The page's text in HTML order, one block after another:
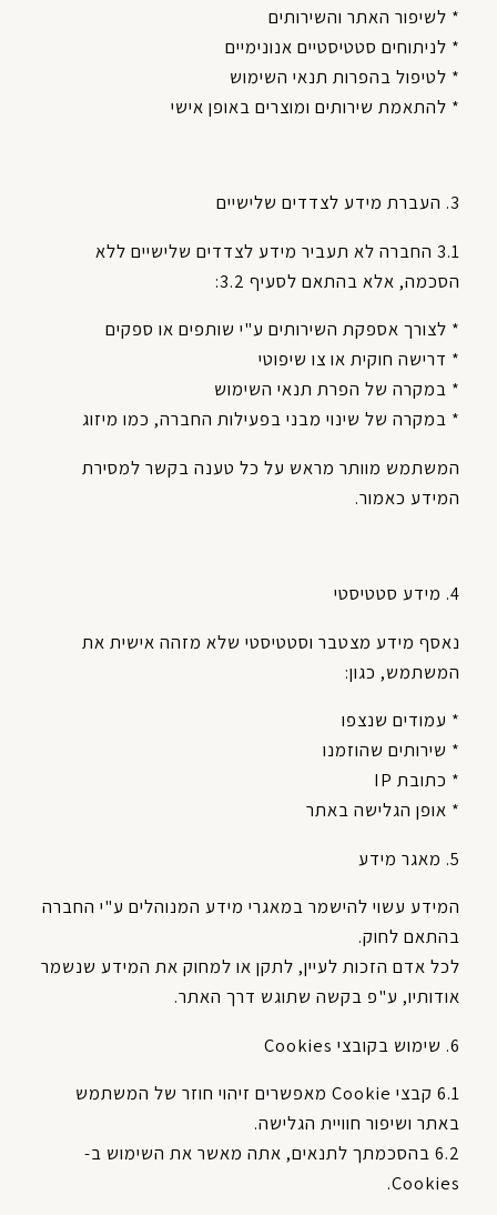
* לשיפור האתר והשירותים
* לניתוחים סטטיסטיים אנונימיים
* לטיפול בהפרות תנאי השימוש
* להתאמת שירותים ומוצרים באופן אישי
3.1 החברה לא תעביר מידע לצדדים שלישיים ללא
הסכמה, אלא בהתאם לסעיף 3.2:
* לצורך אספקת השירותים ע"י שותפים או ספקים
* דרישה חוקית או צו שיפוטי
* במקרה של הפרת תנאי השימוש
* במקרה של שינוי מבני בפעילות החברה, כמו מיזוג
המשתמש מוותר מראש על כל טענה בקשר למסירת
המידע כאמור.
נאסף מידע מצטבר וסטטיסטי שלא מזהה אישית את
המשתמש, כגון:
* עמודים שנצפו
* שירותים שהוזמנו
* כתובת IP
* אופן הגלישה באתר
המידע עשוי להישמר במאגרי מידע המנוהלים ע"י החברה
בהתאם לחוק.
לכל אדם הזכות לעיין, לתקן או למחוק את המידע שנשמר
אודותיו, ע"פ בקשה שתוגש דרך האתר.
6.1 קבצי Cookie מאפשרים זיהוי חוזר של המשתמש
באתר ושיפור חוויית הגלישה.
6.2 בהסכמתך לתנאים, אתה מאשר את השימוש ב-
Cookies.